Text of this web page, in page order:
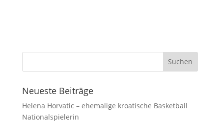
Neueste Beiträge
Helena Horvatic – ehemalige kroatische Basketball
Nationalspielerin